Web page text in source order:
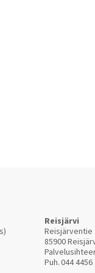
Reisjärvi
Reisjärventie
85900
Puh.044 4456